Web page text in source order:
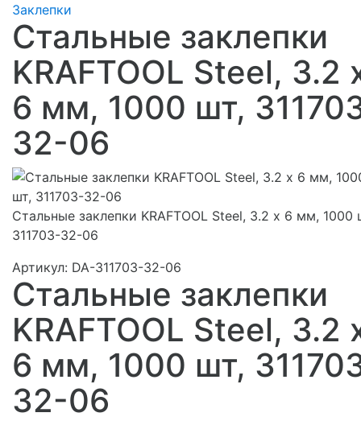
Заклепки
Стальные заклепки
KRAFTOOL Steel, 3.2
6 мм, 1000 шт,
32-06
Стальные заклепки KRAFTOOL Steel, 3.2 х 6 мм, 1000
311703-32-06
Артикул: DA-311703-32-06
Стальные заклепки
KRAFTOOL Steel, 3.2
6 мм, 1000 шт,
32-06